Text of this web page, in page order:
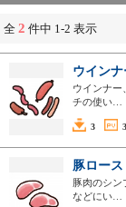
全 2 件中 1-2 表示
ウインナ
ウインナー
チの使い…
3
豚ロース
豚肉のシ
などにい…